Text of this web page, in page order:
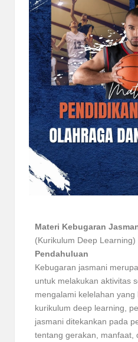
Materi Kebugaran
(Kurikulum Deep Learning)
Pendahuluan
Kebugaran jasmani
untuk melakukan aktivitas
mengalami kelelahan yang
kurikulum deep learning,
jasmani ditekankan pada
tentang gerakan, manfaat,